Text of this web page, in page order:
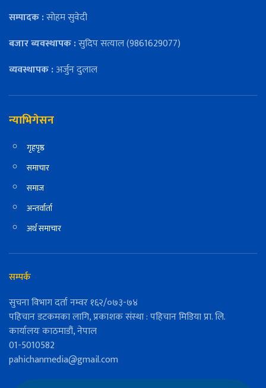
सम्पादक :सोहम सुवेदी
बजार ब्यवस्थापक :सुदिप सत्याल (9861629077)
व्यवस्थापक :अर्जुन दुलाल
न्याभिगेसन
गृहपृष्ठ
समाचार
समाज
अन्तर्वार्ता
अर्थ समाचार
सम्पर्क
सुचना विभाग दर्ता नम्वर १६२/०७३-७४
पहिचान डटकमका लागि, प्रकाशक संस्था : पहिचान मिडिया प्रा. लि.
कार्यालयः काठमाडौं, नेपाल
01-5010582
pahichanmedia@gmail.com